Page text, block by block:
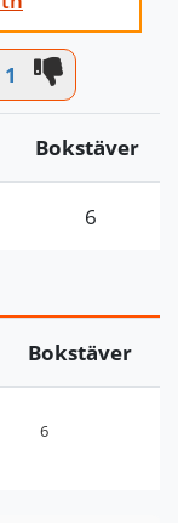
1
Bokstäver
6
Bokstäver
6